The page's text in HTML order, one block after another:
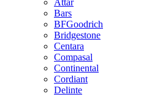
Attar
Bars
BFGoodrich
Bridgestone
Centara
Compasal
Continental
Cordiant
Delinte